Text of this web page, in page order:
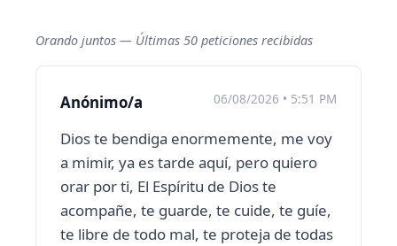
Orando juntos — Últimas 50 peticiones recibidas
Anónimo/a 06/08/2026 • 5:51 PM
Dios te bendiga enormemente, me voy
a mimir, ya es tarde aquí, pero quiero
orar por ti, El Espíritu de Dios te
acompañe, te guarde, te cuide, te guíe,
te libre de todo mal, te proteja de todas